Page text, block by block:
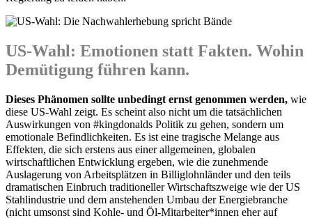
US-Wahl: Emotionen statt Fakten. Wohin
Demütigung führen kann.
Dieses Phänomen sollte unbedingt ernst genommen werden, wie
diese US-Wahl zeigt. Es scheint also nicht um die tatsächlichen
Auswirkungen von #kingdonalds Politik zu gehen, sondern um
emotionale Befindlichkeiten. Es ist eine tragische Melange aus
Effekten, die sich erstens aus einer allgemeinen, globalen
wirtschaftlichen Entwicklung ergeben, wie die zunehmende
Auslagerung von Arbeitsplätzen in Billiglohnländer und den teils
dramatischen Einbruch traditioneller Wirtschaftszweige wie der US
Stahlindustrie und dem anstehenden Umbau der Energiebranche
(nicht umsonst sind Kohle- und Öl-Mitarbeiter*innen eher auf